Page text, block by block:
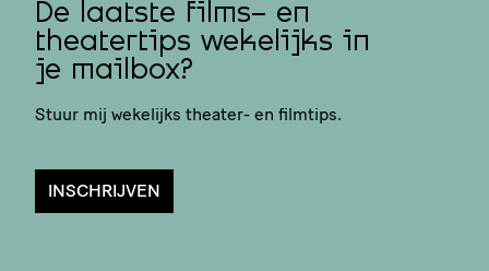
De laatste films- en
theatertips wekelijks in
je mailbox?
Stuur mij wekelijks theater- en filmtips.
INSCHRIJVEN